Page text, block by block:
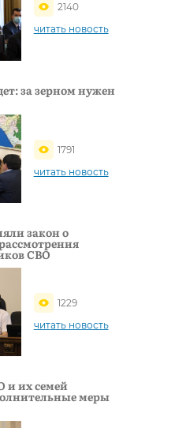
2140
читать новость
за зерном нужен
1791
читать новость
закон о
СВО
1229
читать новость
и их семей
меры